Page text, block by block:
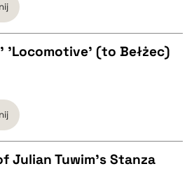
'Locomotive' (to Bełżec)
Julian Tuwim’s Stanza